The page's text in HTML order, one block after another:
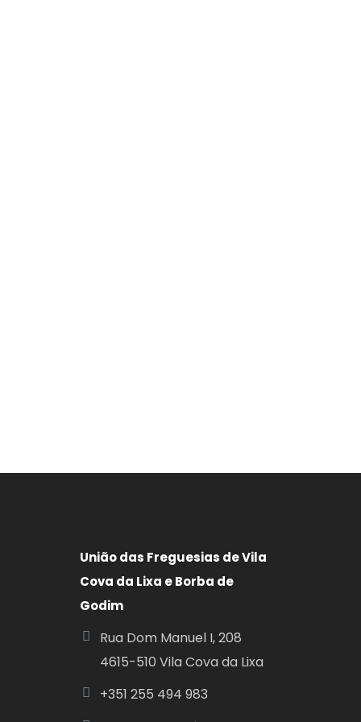
União das Freguesias de Vila
Cova da Lixa e Borba de
Godim
Rua Dom Manuel I, 208
4615-510 Vila Cova da Lixa
+351 255 494 983